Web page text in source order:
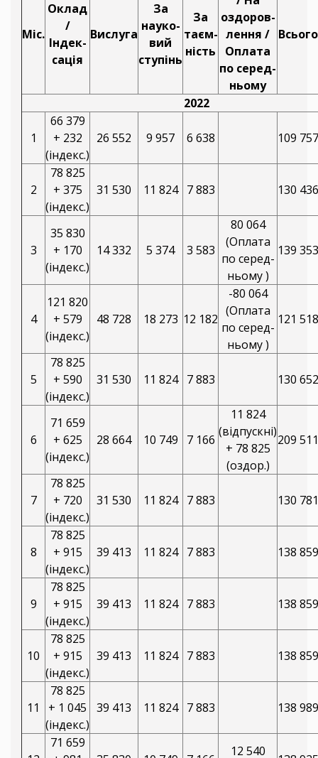
Міс.
Оклад
/
Індек-
сація
Вислуга
За
науко-
вий
ступінь
За
таєм-
ність
оздоров-
лення /
Оплата
по серед-
ньому
Всього
2022
1
66 379
+ 232
(індекс.)
26 552 9 957 6 638 109 757
2
78 825
+ 375
(індекс.)
31 530 11 824 7 883 130 436
3
35 830
+ 170
(індекс.)
14 332 5 374 3 583
80 064
(Оплата
по серед-
ньому )
139 353
4
121 820
+ 579
(індекс.)
48 728 18 273 12 182
-80 064
(Оплата
по серед-
ньому )
121 518
5
78 825
+ 590
(індекс.)
31 530 11 824 7 883 130 652
6
71 659
+ 625
(індекс.)
28 664 10 749 7 166
11 824
(відпускні)
+ 78 825
(оздор.)
209 511
7
78 825
+ 720
(індекс.)
31 530 11 824 7 883 130 781
8
78 825
+ 915
(індекс.)
39 413 11 824 7 883 138 859
9
78 825
+ 915
(індекс.)
39 413 11 824 7 883 138 859
10
78 825
+ 915
(індекс.)
39 413 11 824 7 883 138 859
11
78 825
+ 1 045
(індекс.)
39 413 11 824 7 883 138 989
71 659
12 540